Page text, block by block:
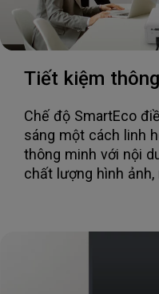
Tiết kiệm
Chế độ SmartEco
sáng một cách linh
thông minh với nội
chất lượng hình